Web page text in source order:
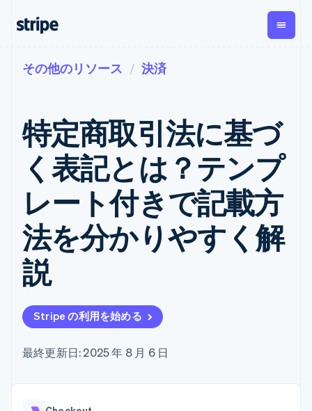
支払い
オンライン決
済
Managed
Payments
マーチャント
オブレコード
ソリューショ
ン
Payment links
コーディング
不要の決済ペ
ージ
Checkout
構築済み決済
UI
Elements
ポーネント
決済手段
済手段を利用
Boost
収益
経常収益
Metronome
従量課金
サブスクリ
プション
サブスクリ
プションの
Invoicing
1 回限りまた
は継続
Recognition
自動化
Global
Payouts
第三者
への入
ットプ
イス
プラッ
フォー
決済の
築
企業規模別
ユースケース別
エージェンティックコマ
ース
E コマース / ECサイト
埋込型金融
請求・財務関連
プラットフォーム
SaaS
ドキュメント
ライブラリと SDK
Stripe Apps
ガイド
オンライン決済を受け付
け
構築済みの決済を実装
理
従量課金請求を提供
のカードを発行
エージェントによるサー
と管理
学ぶ
ガイド
サポート
サポートに問い合わせる
管理サポートプラン
プロフェッショナルサー
ビス
会社
製品ロードマップ
レンス
ニュースルーム
その他のリソース 決済
特定商取引法に基づ
く表記とは？テンプ
レート付きで記載方
法を分かりやすく解
説
Stripe の利用を始める
最終更新日: 2025 年 8 月 6 日